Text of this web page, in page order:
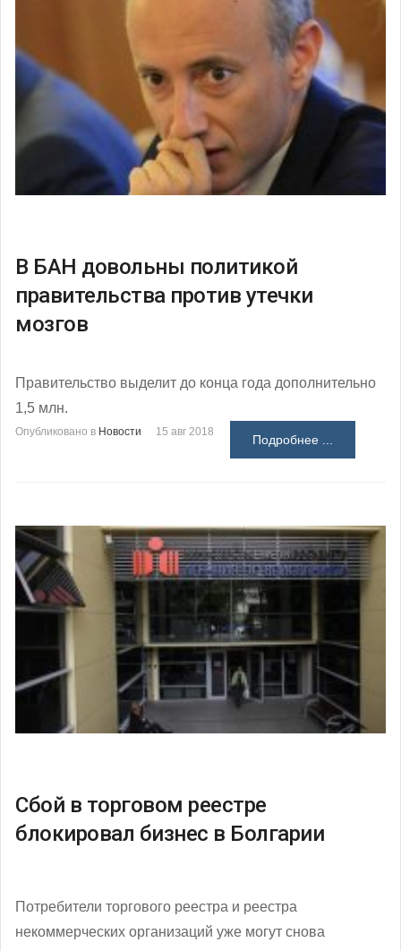
В БАН довольны политикой
правительства против утечки
мозгов
Правительство выделит до конца года дополнительно
1,5 млн.
Опубликовано в Новости 15 авг 2018
Подробнее ...
Сбой в торговом реестре
блокировал бизнес в Болгарии
Потребители торгового реестра и реестра
некоммерческих организаций уже могут снова